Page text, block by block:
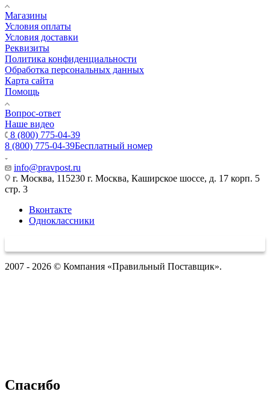
Магазины
Условия оплаты
Условия доставки
Реквизиты
Политика конфиденциальности
Обработка персональных данных
Карта сайта
Помощь
Вопрос-ответ
Наше видео
8 (800) 775-04-39
8 (800) 775-04-39Бесплатный номер
info@pravpost.ru
г. Москва, 115230 г. Москва, Каширское шоссе, д. 17 корп. 5
стр. 3
Вконтакте
Одноклассники
2007 - 2026 © Компания «Правильный Поставщик».
Спасибо